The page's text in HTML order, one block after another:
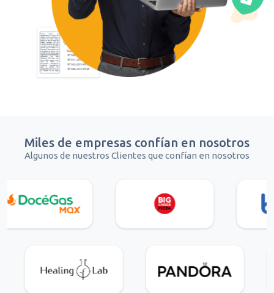
Miles de empresas confían en nosotros
Algunos de nuestros Clientes que confían en nosotros